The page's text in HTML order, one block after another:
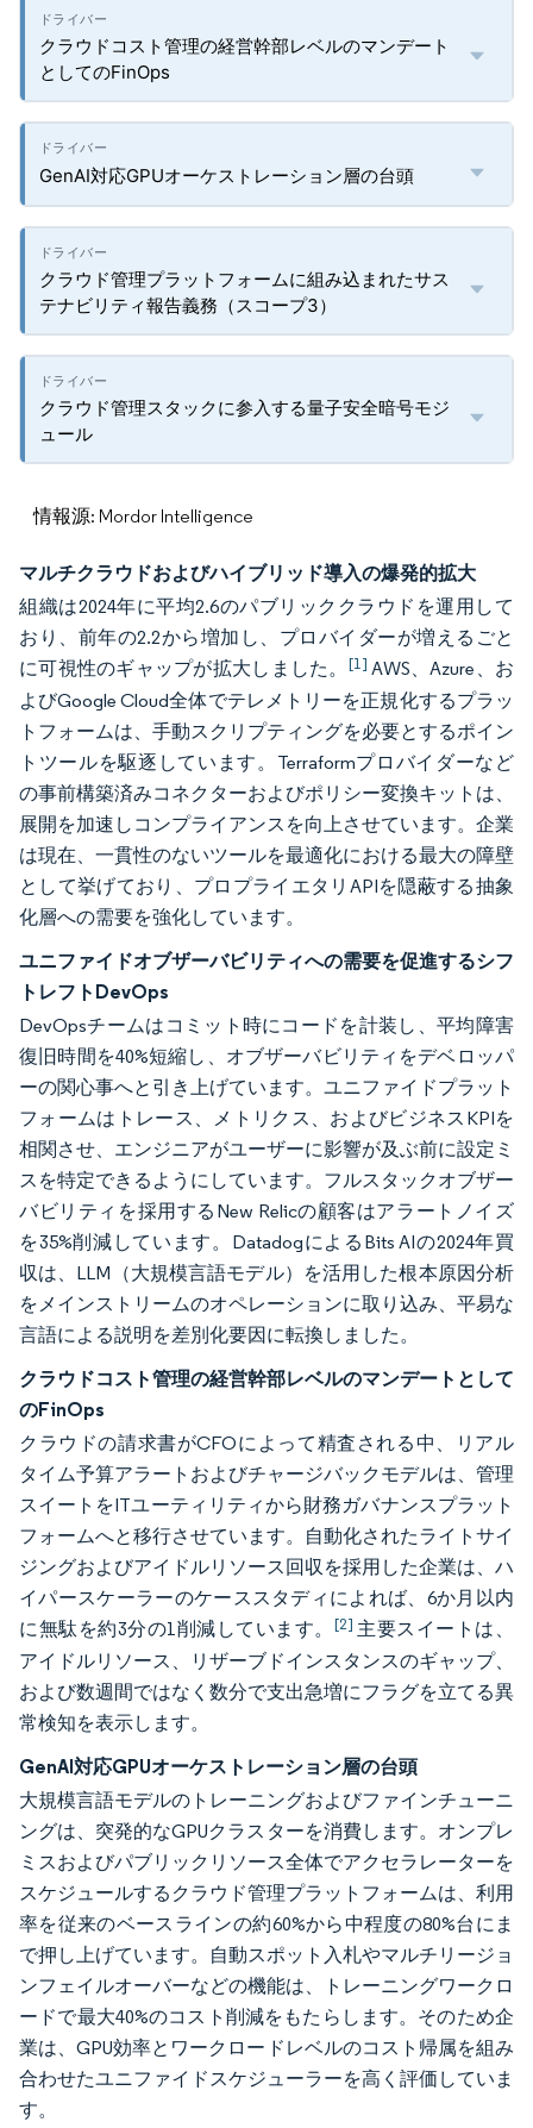
クラウドコスト管理の経営幹部レベルのマンデート
としてのFinOps
GenAI対応GPUオーケストレーション層の台頭
クラウド管理プラットフォームに組み込まれたサス
テナビリティ報告義務（スコープ3）
クラウド管理スタックに参入する量子安全暗号モジ
ュール
情報源: Mordor Intelligence
マルチクラウドおよびハイブリッド導入の爆発的拡大
組織は2024年に平均2.6のパブリッククラウドを運用して
おり、前年の2.2から増加し、プロバイダーが増えるごと
に可視性のギャップが拡大しました。 [1] AWS、Azure、お
よびGoogle Cloud全体でテレメトリーを正規化するプラッ
トフォームは、手動スクリプティングを必要とするポイン
トツールを駆逐しています。Terraformプロバイダーなど
の事前構築済みコネクターおよびポリシー変換キットは、
展開を加速しコンプライアンスを向上させています。企業
は現在、一貫性のないツールを最適化における最大の障壁
として挙げており、プロプライエタリAPIを隠蔽する抽象
化層への需要を強化しています。
ユニファイドオブザーバビリティへの需要を促進するシフ
トレフトDevOps
DevOpsチームはコミット時にコードを計装し、平均障害
復旧時間を40%短縮し、オブザーバビリティをデベロッパ
ーの関心事へと引き上げています。ユニファイドプラット
フォームはトレース、メトリクス、およびビジネスKPIを
相関させ、エンジニアがユーザーに影響が及ぶ前に設定ミ
スを特定できるようにしています。フルスタックオブザー
バビリティを採用するNew Relicの顧客はアラートノイズ
を35%削減しています。DatadogによるBits AIの2024年買
収は、LLM（大規模言語モデル）を活用した根本原因分析
をメインストリームのオペレーションに取り込み、平易な
言語による説明を差別化要因に転換しました。
クラウドコスト管理の経営幹部レベルのマンデートとして
のFinOps
クラウドの請求書がCFOによって精査される中、リアル
タイム予算アラートおよびチャージバックモデルは、管理
スイートをITユーティリティから財務ガバナンスプラット
フォームへと移行させています。自動化されたライトサイ
ジングおよびアイドルリソース回収を採用した企業は、ハ
イパースケーラーのケーススタディによれば、6か月以内
に無駄を約3分の1削減しています。 [2] 主要スイートは、
アイドルリソース、リザーブドインスタンスのギャップ、
および数週間ではなく数分で支出急増にフラグを立てる異
常検知を表示します。
GenAI対応GPUオーケストレーション層の台頭
大規模言語モデルのトレーニングおよびファインチューニ
ングは、突発的なGPUクラスターを消費します。オンプレ
ミスおよびパブリックリソース全体でアクセラレーターを
スケジュールするクラウド管理プラットフォームは、利用
率を従来のベースラインの約60%から中程度の80%台にま
で押し上げています。自動スポット入札やマルチリージョ
ンフェイルオーバーなどの機能は、トレーニングワークロ
ードで最大40%のコスト削減をもたらします。そのため企
業は、GPU効率とワークロードレベルのコスト帰属を組み
合わせたユニファイドスケジューラーを高く評価していま
す。